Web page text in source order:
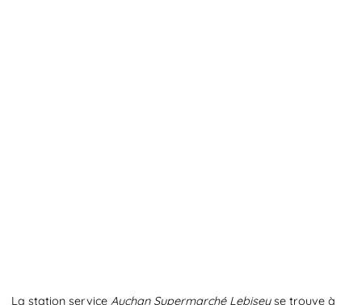
La station serviceAuchan Supermarché Lebiseyse trouve à